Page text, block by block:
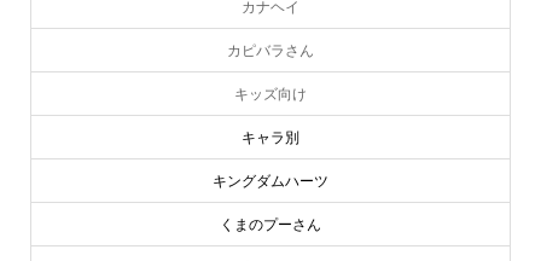
カナヘイ
カピバラさん
キッズ向け
キャラ別
キングダムハーツ
くまのプーさん